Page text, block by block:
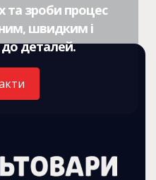
та зроби процес
швидким і
деталей.